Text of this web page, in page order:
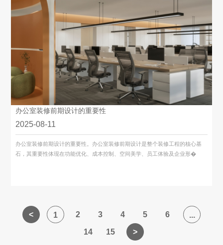
办公室装修前期设计的重要性
2025-08-11
办公室装修前期设计的重要性。办公室装修前期设计是整个装修工程的核心基
石，其重要性体现在功能优化、成本控制、空间美学、员工体验及企业形�
1 2 3 4 5 6
...
14
15